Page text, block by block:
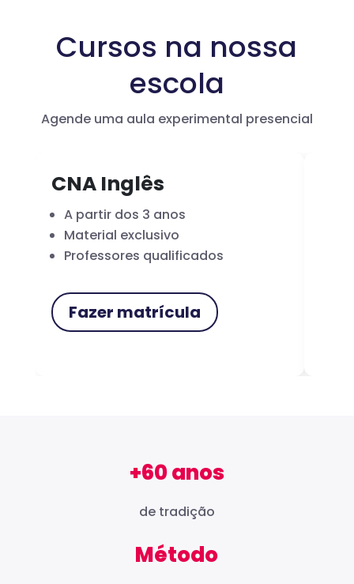
Cursos na nossa
escola
Agende uma aula experimental presencial
CNA Inglês
A partir dos 3 anos
Material exclusivo
Professores qualificados
Fazer matrícula
+60 anos
de tradição
Método